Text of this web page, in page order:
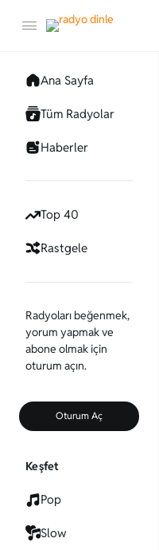
Ana Sayfa
Tüm Radyolar
Haberler
Top 40
Rastgele
Radyoları beğenmek,
yorum yapmak ve
abone olmak için
oturum açın.
Oturum Aç
Keşfet
Pop
Slow